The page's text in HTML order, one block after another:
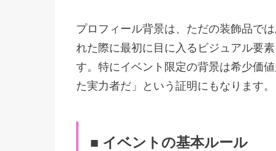
プロフィール背景は、ただの装飾品で
れた際に最初に目に入るビジュアル要
す。特にイベント限定の背景は希少価
た実力者だ」という証明にもなります。
■ イベントの基本ルール